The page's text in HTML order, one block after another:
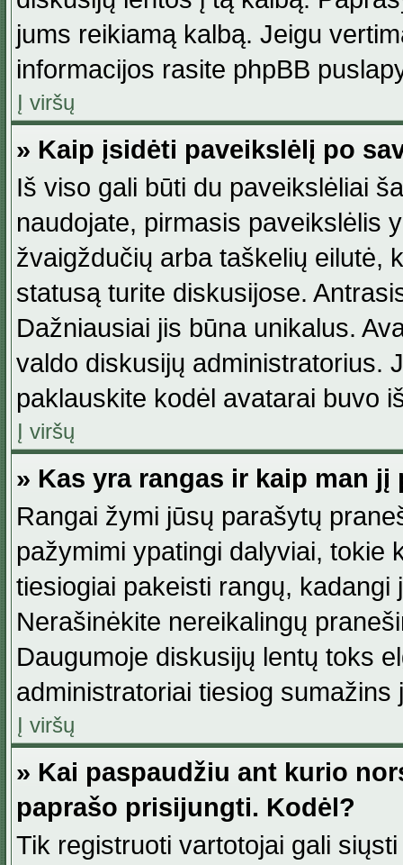
jums reikiamą kalbą. Jeigu
informacijos rasite phpBB
Į viršų
» Kaip įsidėti paveikslėlį po
Iš viso gali būti du paveikslėliai
naudojate, pirmasis paveikslėlis
žvaigždučių arba taškelių eilutė,
statusą turite diskusijose.
Dažniausiai jis būna unikalus.
valdo diskusijų administratorius.
paklauskite kodėl avatarai buvo
Į viršų
» Kas yra rangas ir kaip man jį
Rangai žymi jūsų parašytų
pažymimi ypatingi dalyviai, tokie
tiesiogiai pakeisti rangų,
Nerašinėkite nereikalingų
Daugumoje diskusijų lentų toks
administratoriai tiesiog
Į viršų
» Kai paspaudžiu ant kurio
paprašo prisijungti. Kodėl?
Tik registruoti vartotojai gali